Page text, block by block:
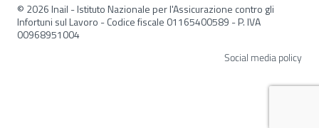
© 2026 Inail - Istituto Nazionale per l'Assicurazione contro gli
Infortuni sul Lavoro - Codice fiscale 01165400589 - P. IVA
00968951004
Social media policy